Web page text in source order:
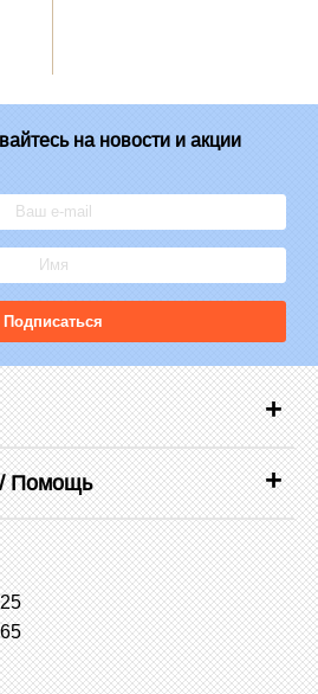
на новости и акции
Подписаться
/ Помощь